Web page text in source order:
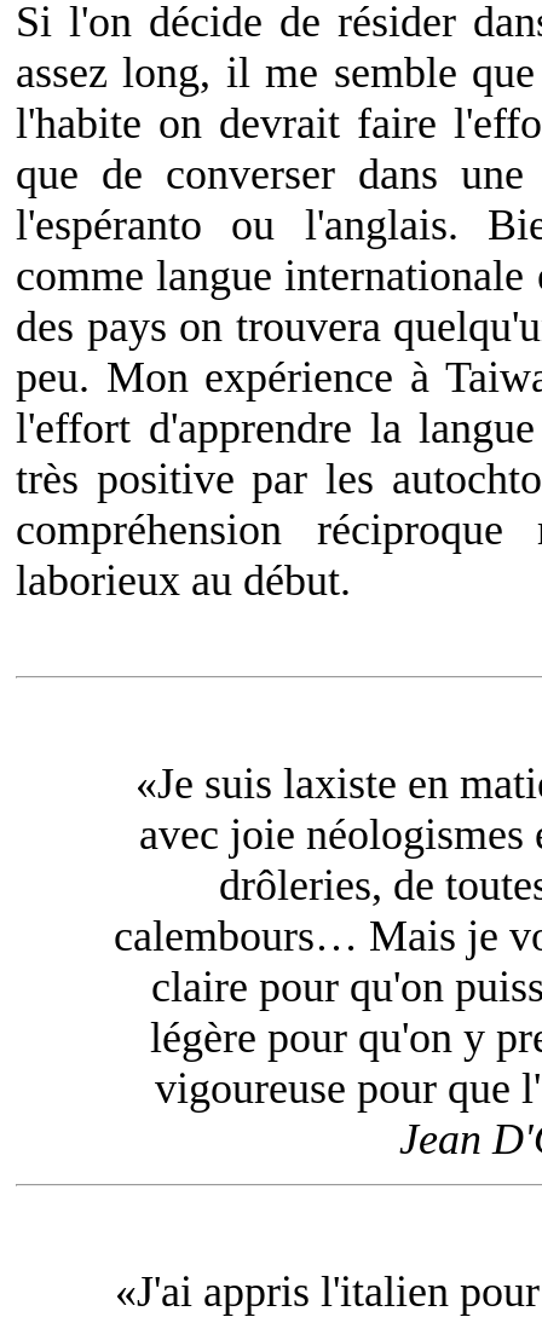
Si l'on décide de résider
assez long, il me semble
l'habite on devrait faire
que de converser dans
l'espéranto ou l'anglais.
comme langue
des pays on trouvera
peu. Mon expérience à
l'effort d'apprendre la
très positive par les
compréhension
laborieux au début.
«Je suis laxiste en
avec joie néologismes
drôleries, de
calembours… Mais je
claire pour qu'on
légère pour qu'on y
vigoureuse pour que
Jean
«J'ai appris l'italien